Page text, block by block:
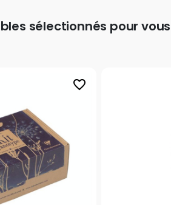
sélectionnés pour vous
favorite_border